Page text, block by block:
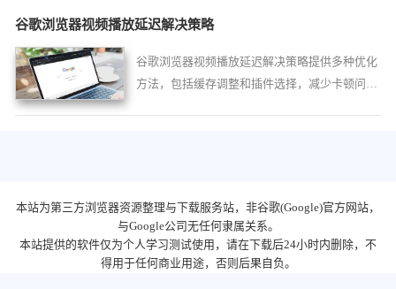
谷歌浏览器视频播放延迟解决策略
谷歌浏览器视频播放延迟解决策略提供多种优化
方法，包括缓存调整和插件选择，减少卡顿问
本站为第三方浏览器资源整理与下载服务站，非谷歌(Google)官方网站，
与Google公司无任何隶属关系。
本站提供的软件仅为个人学习测试使用，请在下载后24小时内删除，不
得用于任何商业用途，否则后果自负。